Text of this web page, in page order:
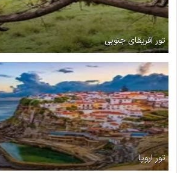
تور آفریقای جنوبی
تور اروپا